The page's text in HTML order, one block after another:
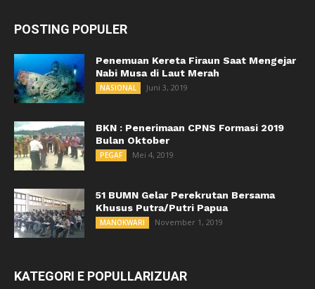
POSTING POPULER
Penemuan Kereta Firaun Saat Mengejar
Nabi Musa di Laut Merah
NASIONAL Juni 3, 2019
BKN : Penerimaan CPNS Formasi 2019
Bulan Oktober
PEGAF Mei 4, 2019
51 BUMN Gelar Perekrutan Bersama
Khusus Putra/Putri Papua
MANOKWARI November 1, 2019
KATEGORI E POPULLARIZUAR